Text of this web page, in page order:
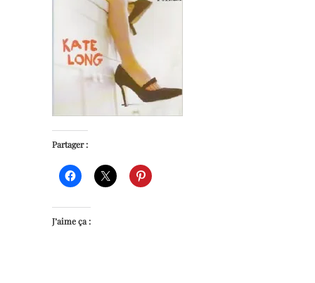
Partager :
J’aime ça :